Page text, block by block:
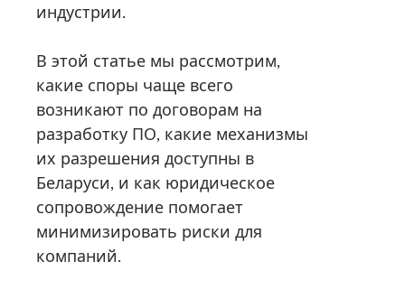
индустрии.
В этой статье мы рассмотрим,
какие споры чаще всего
возникают по договорам на
разработку ПО, какие механизмы
их разрешения доступны в
Беларуси, и как юридическое
сопровождение помогает
минимизировать риски для
компаний.